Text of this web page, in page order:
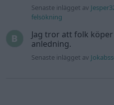
Senaste inlägget av
felsökning
Jag tror att folk
anledning.
Senaste inlägget av